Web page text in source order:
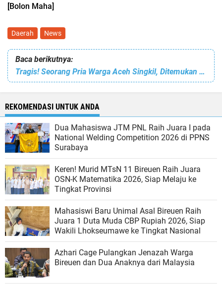
[Bolon Maha]
Daerah News
Baca berikutnya:
Tragis! Seorang Pria Warga Aceh Singkil, Ditemukan Tewas Gantung Diri
REKOMENDASI UNTUK ANDA
Dua Mahasiswa JTM PNL Raih Juara I pada
National Welding Competition 2026 di PPNS
Surabaya
Keren! Murid MTsN 11 Bireuen Raih Juara
OSN-K Matematika 2026, Siap Melaju ke
Tingkat Provinsi
Mahasiswi Baru Unimal Asal Bireuen Raih
Juara 1 Duta Muda CBP Rupiah 2026, Siap
Wakili Lhokseumawe ke Tingkat Nasional
Azhari Cage Pulangkan Jenazah Warga
Bireuen dan Dua Anaknya dari Malaysia